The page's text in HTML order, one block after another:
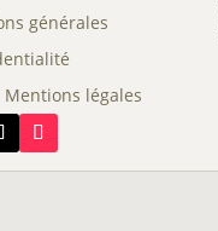
générales
Mentions légales